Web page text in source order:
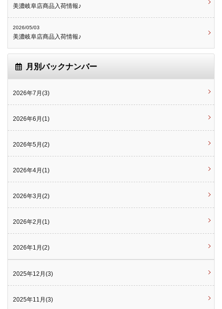
美濃岐阜店商品入荷情報♪
2026/05/03
美濃岐阜店商品入荷情報♪
月別バックナンバー
2026年7月(3)
2026年6月(1)
2026年5月(2)
2026年4月(1)
2026年3月(2)
2026年2月(1)
2026年1月(2)
2025年12月(3)
2025年11月(3)